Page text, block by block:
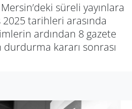
süreli yayınlara
2025 tarihleri arasında
ardından 8 gazete
kararı sonrası